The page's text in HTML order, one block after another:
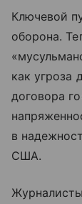
Ключевой
оборона.
как угроза
договора
в
США.